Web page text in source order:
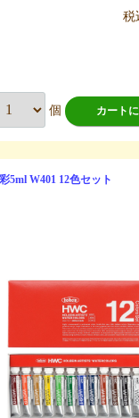
税
個 カート
W401 12色セット